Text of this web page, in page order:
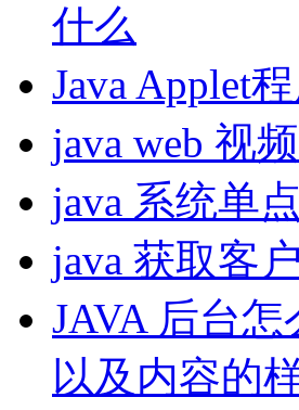
class shijiu
demo s=demo.getInstance();
demo ss=demo.getInstance();
我是想知道 demo
以s只有在demo这个class在加载的时
需要，这个和jvm的机制有关，你可
变量，方法，才可能被释放。
什么
Java Applet
java web 视
java 系统单
java 获取客
JAVA 后台
以及内容的